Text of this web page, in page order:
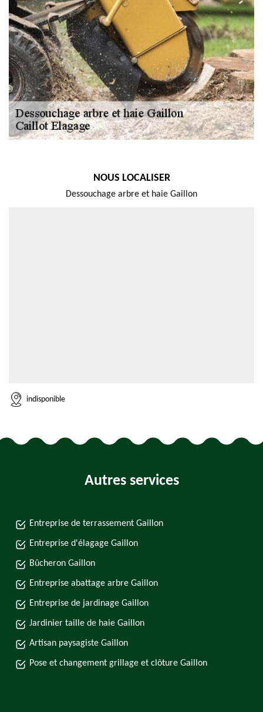
NOUS LOCALISER
Dessouchage arbre et haie Gaillon
indisponible
Autres services
Entreprise de terrassement Gaillon
Entreprise d'élagage Gaillon
Bûcheron Gaillon
Entreprise abattage arbre Gaillon
Entreprise de jardinage Gaillon
Jardinier taille de haie Gaillon
Artisan paysagiste Gaillon
Pose et changement grillage et clôture Gaillon